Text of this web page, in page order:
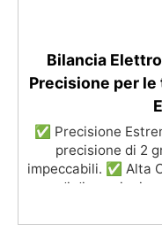
Bilancia
Precisione per le
✅ Precisione
precisione di 2
impeccabili. ✅ Alta
grandi dimensioni
fino a 30 kg. ✅
rischio di